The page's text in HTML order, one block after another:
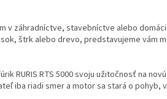
v záhradníctve, stavebníctve alebo
štrk alebo drevo, predstavujeme vám
RURIS RTS 5000 svoju užitočnosť na
iba riadi smer a motor sa stará o pohyb,